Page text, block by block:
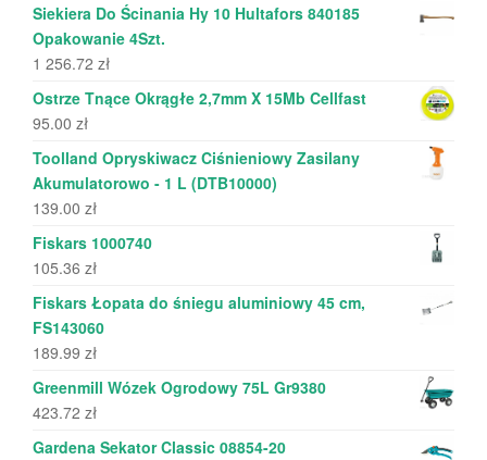
Siekiera Do Ścinania Hy 10 Hultafors 840185
Opakowanie 4Szt.
1 256.72 zł
Ostrze Tnące Okrągłe 2,7mm X 15Mb Cellfast
95.00 zł
Toolland Opryskiwacz Ciśnieniowy Zasilany
Akumulatorowo - 1 L (DTB10000)
139.00 zł
Fiskars 1000740
105.36 zł
Fiskars Łopata do śniegu aluminiowy 45 cm,
FS143060
189.99 zł
Greenmill Wózek Ogrodowy 75L Gr9380
423.72 zł
Gardena Sekator Classic 08854-20